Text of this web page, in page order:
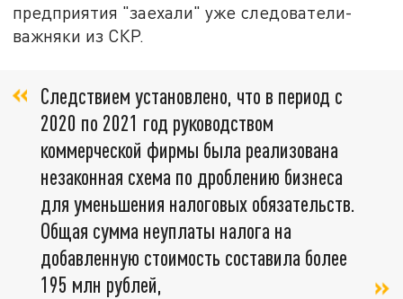
предприятия "заехали" уже следователи-
важняки из СКР.
Следствием установлено, что в период с
2020 по 2021 год руководством
коммерческой фирмы была реализована
незаконная схема по дроблению бизнеса
для уменьшения налоговых обязательств.
Общая сумма неуплаты налога на
добавленную стоимость составила более
195 млн рублей,